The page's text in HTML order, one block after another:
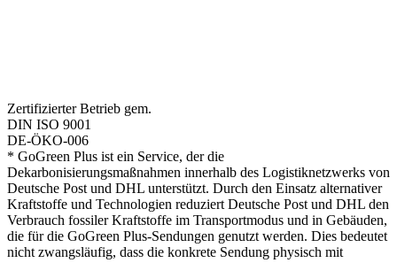
Zertifizierter Betrieb gem.
DIN ISO 9001
DE-ÖKO-006
* GoGreen Plus ist ein Service, der die
Dekarbonisierungsmaßnahmen innerhalb des Logistiknetzwerks von
Deutsche Post und DHL unterstützt. Durch den Einsatz alternativer
Kraftstoffe und Technologien reduziert Deutsche Post und DHL den
Verbrauch fossiler Kraftstoffe im Transportmodus und in Gebäuden,
die für die GoGreen Plus-Sendungen genutzt werden. Dies bedeutet
nicht zwangsläufig, dass die konkrete Sendung physisch mit